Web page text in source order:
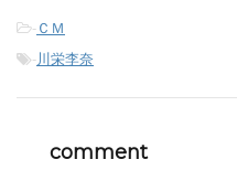
- ＣＭ
-川栄李奈
comment